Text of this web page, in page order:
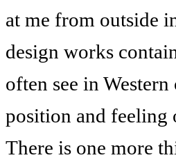
at me from outside
design works
often see in
position and feeling
There is one more